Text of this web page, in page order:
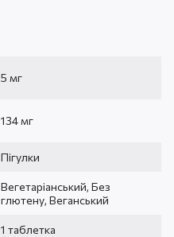
5 мг
134 мг
Пігулки
Вегетаріанський, Без
глютену, Веганський
1 таблетка